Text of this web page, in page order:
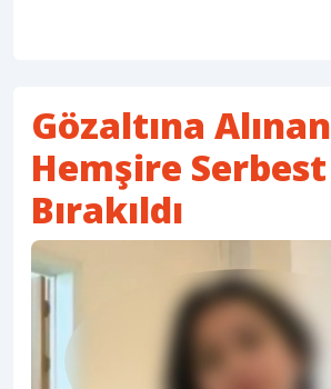
Gözaltına Alınan
Hemşire Serbest
Bırakıldı